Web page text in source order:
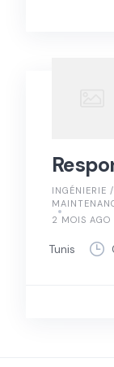
INGÉNIERIE
2 MOIS AGO
Tunis